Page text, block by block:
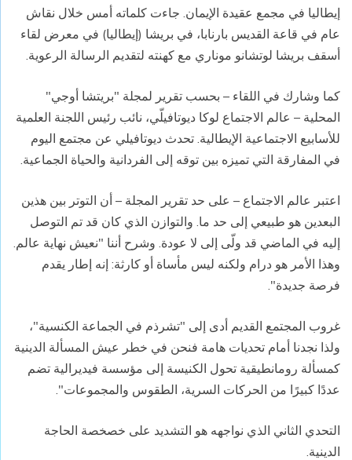
إيطاليا في مجمع عقيدة الإيمان. جاءت كلماته أمس خلال نقاش
عام في قاعة القديس بارنابا، في بريشا (إيطاليا) في معرض لقاء
أسقف بريشا لوتشانو موناري مع كهنته لتقديم الرسالة الرعوية.
كما وشارك في اللقاء – بحسب تقرير لمجلة "بريتشا أوجي"
المحلية – عالم الاجتماع لوكا ديوتافيلّي، نائب رئيس اللجنة العلمية
للأسابيع الاجتماعية الإيطالية. تحدث ديوتافيلي عن مجتمع اليوم
في المفارقة التي تميزه بين توقه إلى الفردانية والحياة الجماعية.
اعتبر عالم الاجتماع – على حد تقرير المجلة – أن التوتر بين هذين
البعدين هو طبيعي إلى حد ما. والتوازن الذي كان قد تم التوصل
إليه في الماضي قد ولّى إلى لا عودة. وشرح أننا "نعيش نهاية عالم.
وهذا الأمر هو درام ولكنه ليس مأساة أو كارثة: إنه إطار يقدم
فرصة جديدة".
غروب المجتمع القديم أدى إلى "تشرذم في الجماعة الكنسية"،
ولذا نجدنا أمام تحديات هامة فنحن في خطر عيش المسألة الدينية
كمسألة رومانطيقية تحول الكنيسة إلى مؤسسة فيديرالية تضم
عددًا كبيرًا من الحركات السرية، الطقوس والمجموعات".
التحدي الثاني الذي نواجهه هو التشديد على خصخصة الحاجة
الدينية.